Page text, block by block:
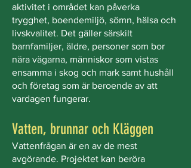
aktivitet i området kan påverka
trygghet, boendemiljö, sömn, hälsa och
livskvalitet. Det gäller särskilt
barnfamiljer, äldre, personer som bor
nära vägarna, människor som vistas
ensamma i skog och mark samt hushåll
och företag som är beroende av att
vardagen fungerar.
Vatten, brunnar och Kläggen
Vattenfrågan är en av de mest
avgörande. Projektet kan beröra